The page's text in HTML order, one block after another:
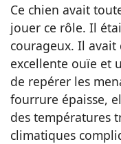
Ce chien avait
jouer ce rôle. Il
courageux. Il avait
excellente ouïe et
de repérer les
fourrure épaisse,
des températures
climatiques